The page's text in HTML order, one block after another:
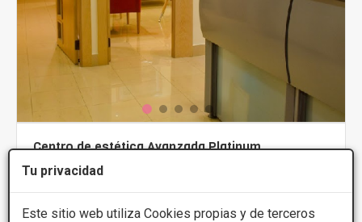
Tu privacidad
Este sitio web utiliza Cookies propias y de terceros
Centro de estética Avanzada Platinum
2.1
Elcano, 4, Bilbao VER MAPA